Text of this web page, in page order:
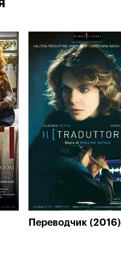
Переводчик (2016)